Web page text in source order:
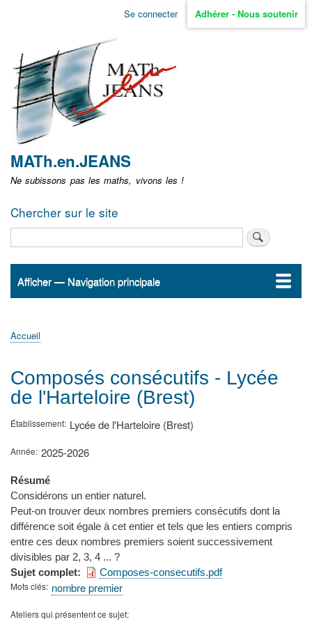
Aller
non
identifié
Se connecter Adhérer - Nous soutenir
MATh.en.JEANS
Ne subissons pas les maths, vivons les !
Chercher sur le site
Navigation
Afficher — Navigation principale
Accueil
ActualitésMATh.en.JEANS ?
Régions et Ateliers
Créer, gérer un atelier
Sujets/Publications
Congrès
d'Ariane
Accueil
Composés consécutifs - Lycée
de l'Harteloire (Brest)
Établissement Lycée de l'Harteloire (Brest)
Année 2025-2026
Résumé
Considérons un entier naturel.
Peut-on trouver deux nombres premiers consécutifs dont la
différence soit égale à cet entier et tels que les entiers compris
entre ces deux nombres premiers soient successivement
divisibles par 2, 3, 4 ... ?
Sujet complet
Composes-consecutifs.pdf
Mots clés nombre premier
Ateliers qui présentent ce sujet